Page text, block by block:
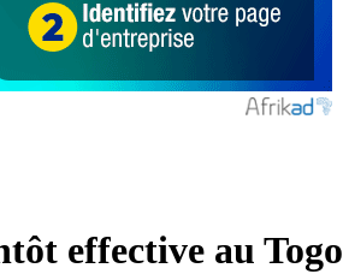
effective au Togo